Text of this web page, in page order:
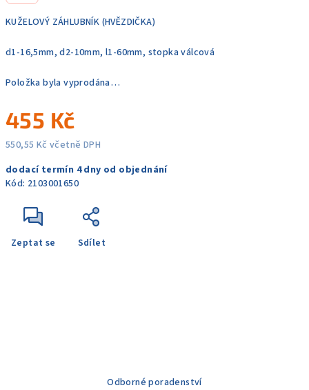
KUŽELOVÝ ZÁHLUBNÍK (HVĚZDIČKA)
d1-16,5mm, d2-10mm, l1-60mm, stopka válcová
Položka byla vyprodána…
455 Kč
550,55 Kč včetně DPH
cena:
dodací termín 4 dny od objednání
Kód: 2103001650
Zeptat se Sdílet
Odborné poradenství